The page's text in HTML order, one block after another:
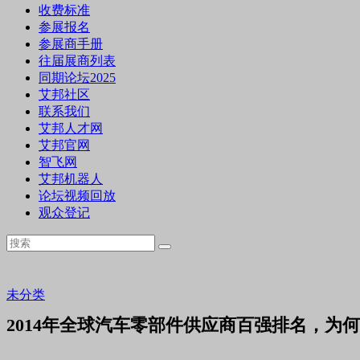
收费标准
参展报名
参展商手册
往届展商列表
同期论坛2025
艾邦社区
联系我们
艾邦人才网
艾邦官网
智飞网
艾邦机器人
论坛视频回放
观众登记
未分类
2014年全球汽车零部件供应商百强排名，为